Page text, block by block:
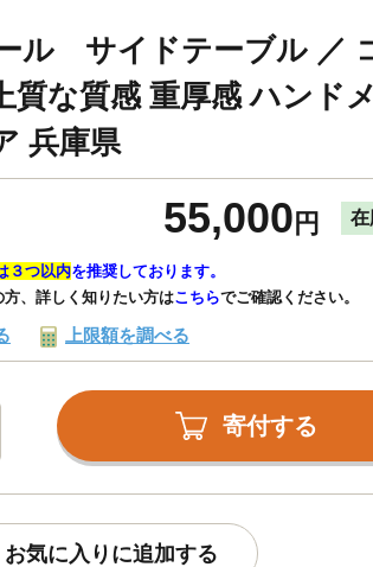
ル サイドテーブル ／
質な質感 重厚感 ハンド
兵庫県
55,000 円 在
３つ以内を推奨しております。
、詳しく知りたい方はこちらでご確認ください。
上限額を調べる
寄付する
お気に入りに追加する